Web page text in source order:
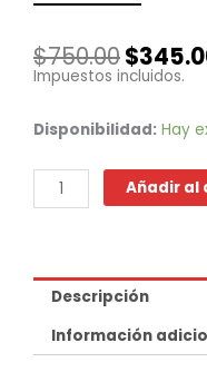
$750.00El
precio
era:
$
Impuestos incluidos.
Disponibilidad: Hay
PLA
Madera
kg
cantidad
Añadir al
Descripción
Información